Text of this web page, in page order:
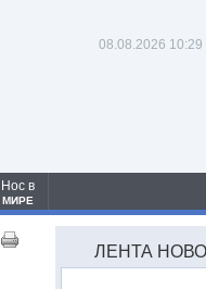
08.08.2026
Нос в
МИРЕ
ЛЕНТА